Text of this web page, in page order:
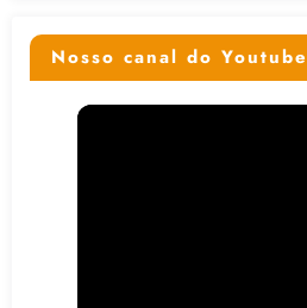
Nosso canal do Youtube